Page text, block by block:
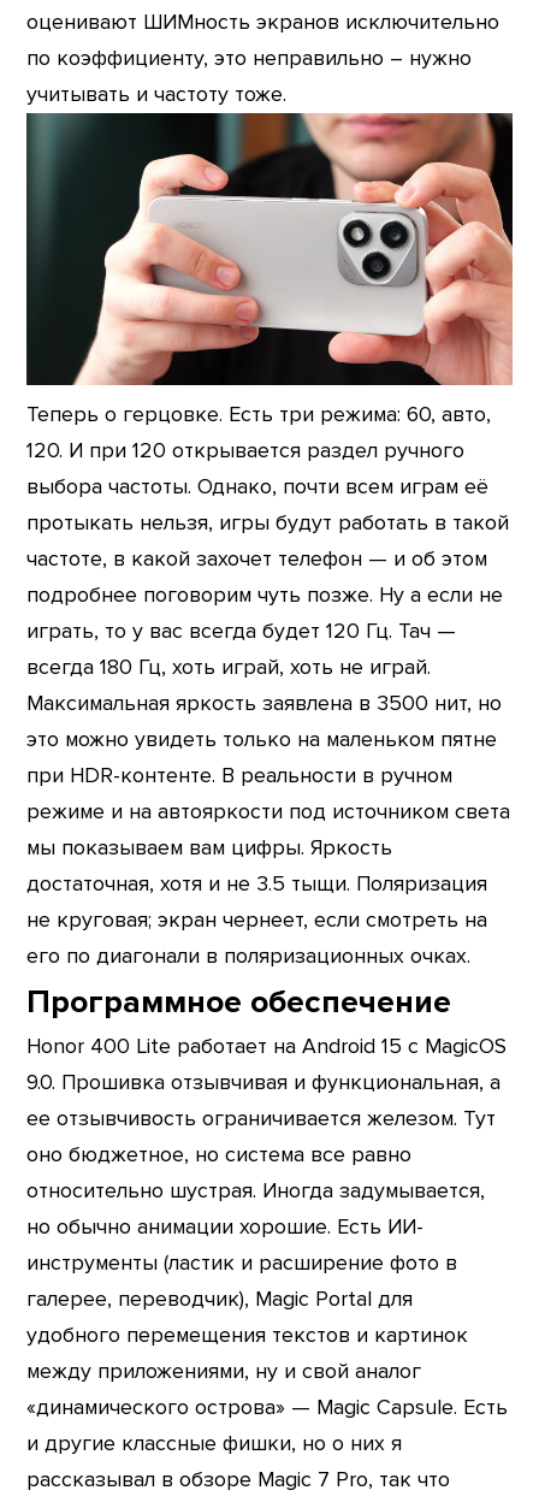
оценивают ШИМность экранов исключительно
по коэффициенту, это неправильно – нужно
учитывать и частоту тоже.
Теперь о герцовке. Есть три режима: 60, авто,
120. И при 120 открывается раздел ручного
выбора частоты. Однако, почти всем играм её
протыкать нельзя, игры будут работать в такой
частоте, в какой захочет телефон — и об этом
подробнее поговорим чуть позже. Ну а если не
играть, то у вас всегда будет 120 Гц. Тач —
всегда 180 Гц, хоть играй, хоть не играй.
Максимальная яркость заявлена в 3500 нит, но
это можно увидеть только на маленьком пятне
при HDR-контенте. В реальности в ручном
режиме и на автояркости под источником света
мы показываем вам цифры. Яркость
достаточная, хотя и не 3.5 тыщи. Поляризация
не круговая; экран чернеет, если смотреть на
его по диагонали в поляризационных очках.
Программное обеспечение
Honor 400 Lite работает на Android 15 с MagicOS
9.0. Прошивка отзывчивая и функциональная, а
ее отзывчивость ограничивается железом. Тут
оно бюджетное, но система все равно
относительно шустрая. Иногда задумывается,
но обычно анимации хорошие. Есть ИИ-
инструменты (ластик и расширение фото в
галерее, переводчик), Magic Portal для
удобного перемещения текстов и картинок
между приложениями, ну и свой аналог
«динамического острова» — Magic Capsule. Есть
и другие классные фишки, но о них я
рассказывал в обзоре Magic 7 Pro, так что